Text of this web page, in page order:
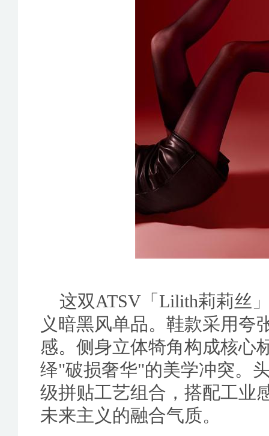
这双ATSV「Lilith莉莉丝
义暗黑风单品。鞋款采用夸
感。侧身立体犄角构成核心
绎"破损奢华"的美学冲突。
级拼贴工艺组合，搭配工业
未来主义的融合气质。